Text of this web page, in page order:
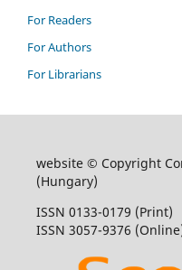
For Readers
For Authors
For Librarians
website © Copyright
(Hungary)
ISSN 0133-0179 (Print)
ISSN 3057-9376